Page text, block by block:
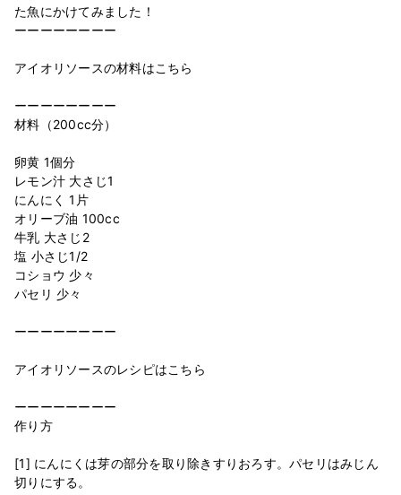
た魚にかけてみました！
ーーーーーーーー
アイオリソースの材料はこちら
ーーーーーーーー
材料（200cc分）
卵黄 1個分
レモン汁 大さじ1
にんにく 1片
オリーブ油 100cc
牛乳 大さじ2
塩 小さじ1/2
コショウ 少々
パセリ 少々
ーーーーーーーー
アイオリソースのレシピはこちら
ーーーーーーーー
作り方
[1] にんにくは芽の部分を取り除きすりおろす。パセリはみじん
切りにする。